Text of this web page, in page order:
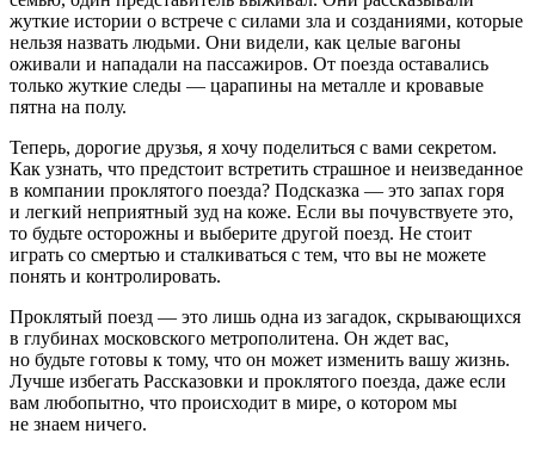
жуткие истории о встрече с силами зла и созданиями, которые
нельзя назвать людьми. Они видели, как целые вагоны
оживали и нападали на пассажиров. От поезда оставались
только жуткие следы — царапины на металле и кровавые
пятна на полу.
Теперь, дорогие друзья, я хочу поделиться с вами секретом.
Как узнать, что предстоит встретить страшное и неизведанное
в компании проклятого поезда? Подсказка — это запах горя
и легкий неприятный зуд на коже. Если вы почувствуете это,
то будьте осторожны и выберите другой поезд. Не стоит
играть со смертью и сталкиваться с тем, что вы не можете
понять и контролировать.
Проклятый поезд — это лишь одна из загадок, скрывающихся
в глубинах московского метрополитена. Он ждет вас,
но будьте готовы к тому, что он может изменить вашу жизнь.
Лучше избегать Рассказовки и проклятого поезда, даже если
вам любопытно, что происходит в мире, о котором мы
не знаем ничего.